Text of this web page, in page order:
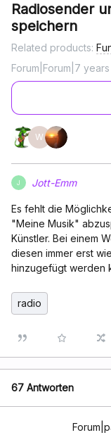
Radiosender
speichern
Related products:
Forum|Forum|7
W
J Jott-Emm
Es fehlt die
"Meine Musik"
Künstler. Bei einem
diesen immer erst
hinzugefügt werden
radio
67 Antworten